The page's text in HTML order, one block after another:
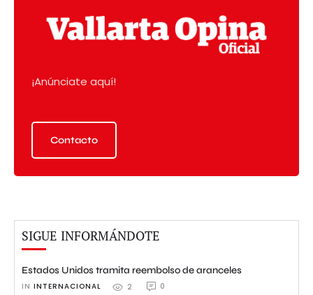
¡Anúnciate aquí!
Contacto
SIGUE INFORMÁNDOTE
Estados Unidos tramita reembolso de aranceles
IN INTERNACIONAL 2 0